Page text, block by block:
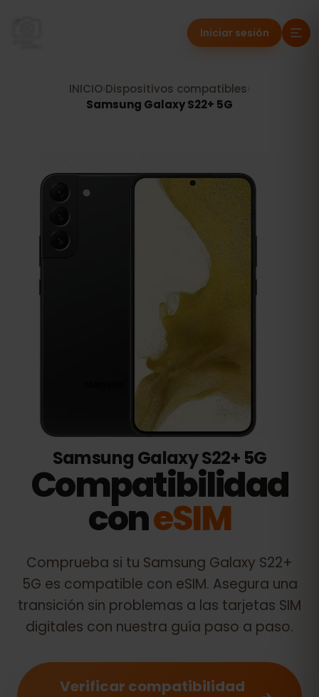
Iniciar sesión
INICIO Dispositivos compatibles
Samsung Galaxy S22+ 5G
Samsung Galaxy S22+ 5G
Compatibilidad
coneSIM
Comprueba si tu Samsung Galaxy S22+
5G es compatible con eSIM. Asegura una
transición sin problemas a las tarjetas SIM
digitales con nuestra guía paso a paso.
Verificar compatibilidad